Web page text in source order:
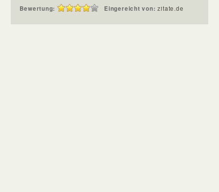
Bewertung: Eingereicht von:zitate.de